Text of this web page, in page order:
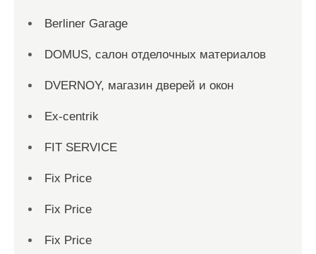
Berliner Garage
DOMUS, салон отделочных материалов
DVERNOY, магазин дверей и окон
Ex-centrik
FIT SERVICE
Fix Price
Fix Price
Fix Price